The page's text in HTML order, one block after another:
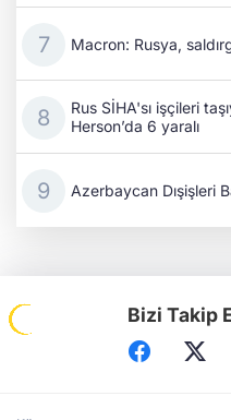
Macron: Rusya,
Rus SİHA'sı işçileri
Herson’da 6 yaralı
Azerbaycan Dışişleri
Bizi Takip